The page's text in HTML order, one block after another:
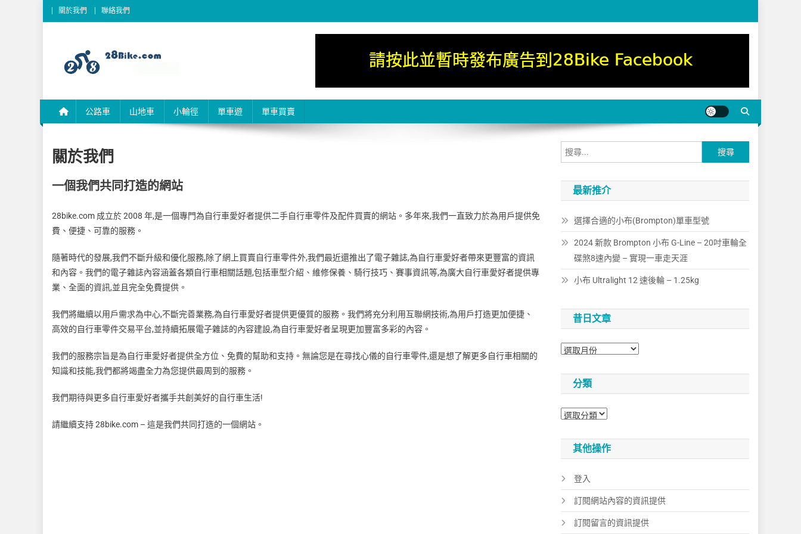
Skip
to
關於我們 聯絡我們
公路車 山地車 小輪徑 單車遊 單車買賣
關於我們
一個我們共同打造的網站
28bike.com 成立於 2008 年,是一個專門為自行車愛好者提供二手自行車零件及配件買賣的網站。多年來,我們一直致力於為用戶提供免
費、便捷、可靠的服務。
隨著時代的發展,我們不斷升級和優化服務,除了網上買賣自行車零件外,我們最近還推出了電子雜誌,為自行車愛好者帶來更豐富的資訊
和內容。我們的電子雜誌內容涵蓋各類自行車相關話題,包括車型介紹、維修保養、騎行技巧、賽事資訊等,為廣大自行車愛好者提供專
業、全面的資訊,並且完全免費提供。
我們將繼續以用戶需求為中心,不斷完善業務,為自行車愛好者提供更優質的服務。我們將充分利用互聯網技術,為用戶打造更加便捷、
高效的自行車零件交易平台,並持續拓展電子雜誌的內容建設,為自行車愛好者呈現更加豐富多彩的內容。
我們的服務宗旨是為自行車愛好者提供全方位、免費的幫助和支持。無論您是在尋找心儀的自行車零件,還是想了解更多自行車相關的
知識和技能,我們都將竭盡全力為您提供最周到的服務。
我們期待與更多自行車愛好者攜手共創美好的自行車生活!
請繼續支持 28bike.com – 這是我們共同打造的一個網站。
尋
最新推介
選擇合適的小布(Brompton)單車型號
2024 新款 Brompton 小布 G-Line – 20吋車輪全
碟煞8速內變 – 實現一車走天涯
小布 Ultralight 12 速後輪 – 1.25kg
昔日文章
昔
章
分類
分
其他操作
登入
訂閱網站內容的資訊提供
訂閱留言的資訊提供